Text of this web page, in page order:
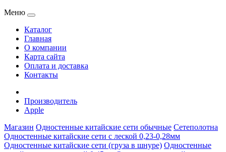
Меню
Каталог
Главная
О компании
Карта сайта
Оплата и доставка
Контакты
Производитель
Apple
Магазин Одностенные китайские сети обычные Сетеполотна
Одностенные китайские сети с леской 0,23-0,28мм
Одностенные китайские сети (груза в шнуре) Одностенные